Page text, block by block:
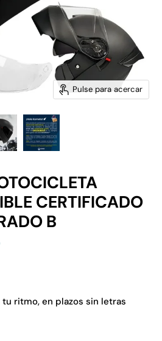
Pulse para acercar
CERTIFICADO
B